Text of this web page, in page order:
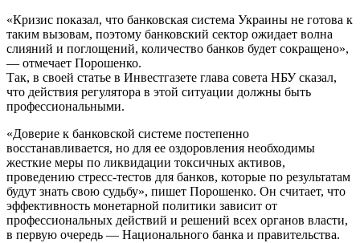
«Кризис показал, что банковская система Украины не готова к
таким вызовам, поэтому банковский сектор ожидает волна
слияний и поглощений, количество банков будет сокращено»,
— отмечает Порошенко.
Так, в своей статье в Инвестгазете глава совета НБУ сказал,
что действия регулятора в этой ситуации должны быть
профессиональными.
«Доверие к банковской системе постепенно
восстанавливается, но для ее оздоровления необходимы
жесткие меры по ликвидации токсичных активов,
проведению стресс-тестов для банков, которые по результатам
будут знать свою судьбу», пишет Порошенко. Он считает, что
эффективность монетарной политики зависит от
профессиональных действий и решений всех органов власти,
в первую очередь — Национального банка и правительства.